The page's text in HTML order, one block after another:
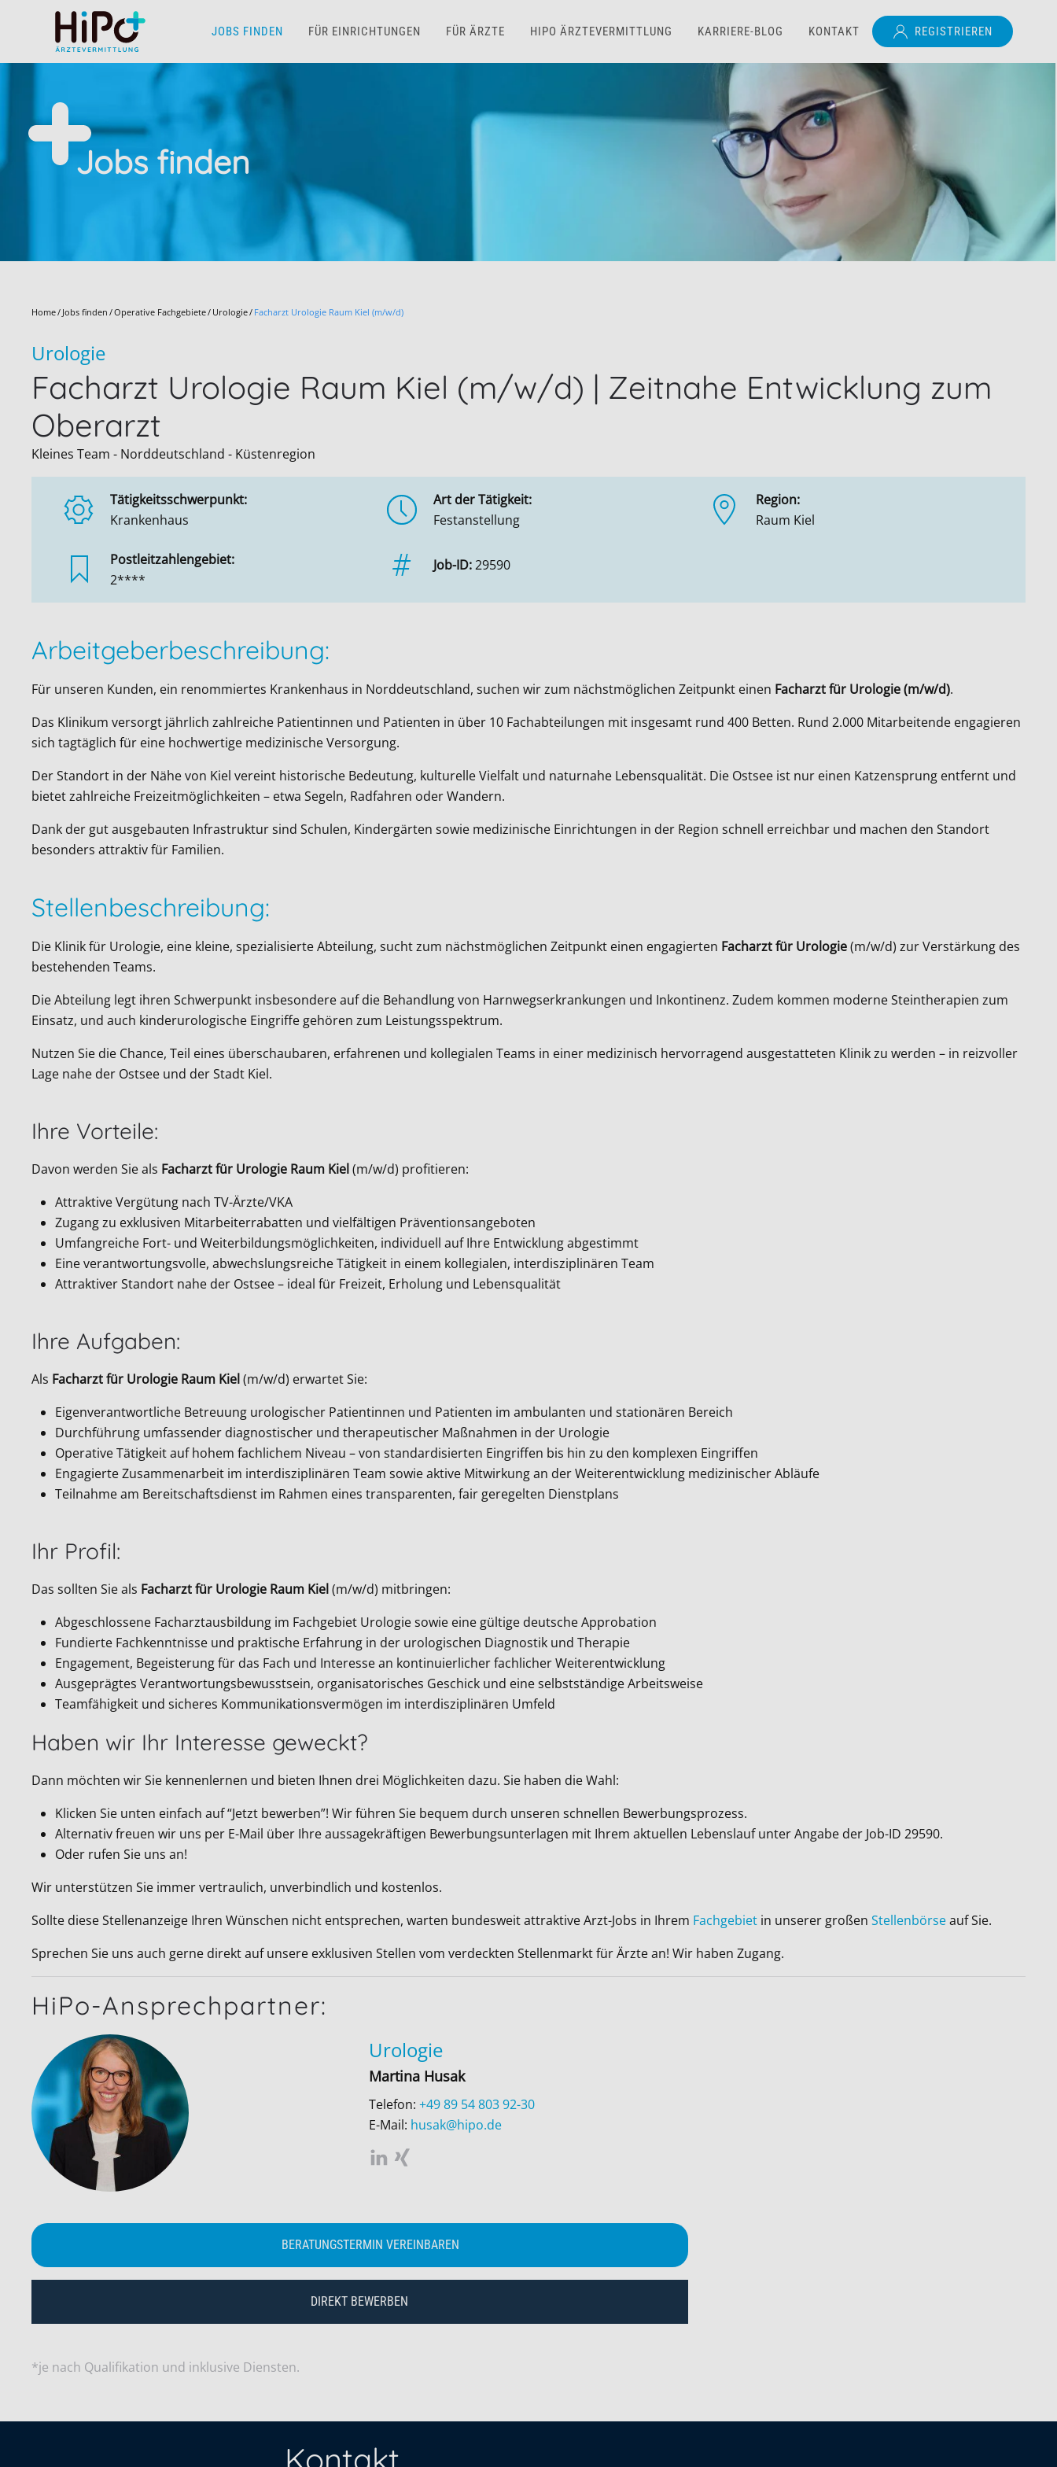
Skip to main content JOBS FINDEN FÜR EINRICHTUNGEN FÜR ÄRZTE HIPO ÄRZTEVERMITTLUNG KARRIERE-BLOG KONTAKT REGISTRIEREN
Jobs finden
Home Jobs finden Operative Fachgebiete Urologie Facharzt Urologie Raum Kiel (m/w/d)
Urologie
Facharzt Urologie Raum Kiel (m/w/d) | Zeitnahe Entwicklung zum
Oberarzt
Kleines Team - Norddeutschland - Küstenregion
Tätigkeitsschwerpunkt:
Krankenhaus
Art der Tätigkeit:
Festanstellung
Region:
Raum Kiel
Postleitzahlengebiet:
2****
Job-ID:29590
Arbeitgeberbeschreibung:
Für unseren Kunden, ein renommiertes Krankenhaus in Norddeutschland, suchen wir zum nächstmöglichen Zeitpunkt einen Facharzt für Urologie (m/w/d).
Das Klinikum versorgt jährlich zahlreiche Patientinnen und Patienten in über 10 Fachabteilungen mit insgesamt rund 400 Betten. Rund 2.000 Mitarbeitende engagieren
sich tagtäglich für eine hochwertige medizinische Versorgung.
Der Standort in der Nähe von Kiel vereint historische Bedeutung, kulturelle Vielfalt und naturnahe Lebensqualität. Die Ostsee ist nur einen Katzensprung entfernt und
bietet zahlreiche Freizeitmöglichkeiten – etwa Segeln, Radfahren oder Wandern.
Dank der gut ausgebauten Infrastruktur sind Schulen, Kindergärten sowie medizinische Einrichtungen in der Region schnell erreichbar und machen den Standort
besonders attraktiv für Familien.
Stellenbeschreibung:
Die Klinik für Urologie, eine kleine, spezialisierte Abteilung, sucht zum nächstmöglichen Zeitpunkt einen engagierten Facharzt für Urologie(m/w/d) zur Verstärkung des
bestehenden Teams.
Die Abteilung legt ihren Schwerpunkt insbesondere auf die Behandlung von Harnwegserkrankungen und Inkontinenz. Zudem kommen moderne Steintherapien zum
Einsatz, und auch kinderurologische Eingriffe gehören zum Leistungsspektrum.
Nutzen Sie die Chance, Teil eines überschaubaren, erfahrenen und kollegialen Teams in einer medizinisch hervorragend ausgestatteten Klinik zu werden – in reizvoller
Lage nahe der Ostsee und der Stadt Kiel.
Ihre Vorteile:
Davon werden Sie als Facharzt für Urologie Raum Kiel(m/w/d) profitieren:
Attraktive Vergütung nach TV-Ärzte/VKA
Zugang zu exklusiven Mitarbeiterrabatten und vielfältigen Präventionsangeboten
Umfangreiche Fort- und Weiterbildungsmöglichkeiten, individuell auf Ihre Entwicklung abgestimmt
Eine verantwortungsvolle, abwechslungsreiche Tätigkeit in einem kollegialen, interdisziplinären Team
Attraktiver Standort nahe der Ostsee – ideal für Freizeit, Erholung und Lebensqualität
Ihre Aufgaben:
Als Facharzt für Urologie Raum Kiel(m/w/d) erwartet Sie:
Eigenverantwortliche Betreuung urologischer Patientinnen und Patienten im ambulanten und stationären Bereich
Durchführung umfassender diagnostischer und therapeutischer Maßnahmen in der Urologie
Operative Tätigkeit auf hohem fachlichem Niveau – von standardisierten Eingriffen bis hin zu den komplexen Eingriffen
Engagierte Zusammenarbeit im interdisziplinären Team sowie aktive Mitwirkung an der Weiterentwicklung medizinischer Abläufe
Teilnahme am Bereitschaftsdienst im Rahmen eines transparenten, fair geregelten Dienstplans
Ihr Profil:
Das sollten Sie als Facharzt für Urologie Raum Kiel(m/w/d) mitbringen:
Abgeschlossene Facharztausbildung im Fachgebiet Urologie sowie eine gültige deutsche Approbation
Fundierte Fachkenntnisse und praktische Erfahrung in der urologischen Diagnostik und Therapie
Engagement, Begeisterung für das Fach und Interesse an kontinuierlicher fachlicher Weiterentwicklung
Ausgeprägtes Verantwortungsbewusstsein, organisatorisches Geschick und eine selbstständige Arbeitsweise
Teamfähigkeit und sicheres Kommunikationsvermögen im interdisziplinären Umfeld
Haben wir Ihr Interesse geweckt?
Dann möchten wir Sie kennenlernen und bieten Ihnen drei Möglichkeiten dazu. Sie haben die Wahl:
Klicken Sie unten einfach auf “Jetzt bewerben”! Wir führen Sie bequem durch unseren schnellen Bewerbungsprozess.
Alternativ freuen wir uns per E-Mail über Ihre aussagekräftigen Bewerbungsunterlagen mit Ihrem aktuellen Lebenslauf unter Angabe der Job-ID 29590.
Oder rufen Sie uns an!
Wir unterstützen Sie immer vertraulich, unverbindlich und kostenlos.
Sollte diese Stellenanzeige Ihren Wünschen nicht entsprechen, warten bundesweit attraktive Arzt-Jobs in Ihrem Fachgebiet in unserer großen Stellenbörseauf Sie.
Sprechen Sie uns auch gerne direkt auf unsere exklusiven Stellen vom verdeckten Stellenmarkt für Ärzte an! Wir haben Zugang.
HiPo-Ansprechpartner:
Urologie
Martina Husak
Telefon:+49 89 54 803 92-30
E-Mail: husak@hipo.de
BERATUNGSTERMIN VEREINBAREN
DIREKT BEWERBEN
*je nach Qualifikation und inklusive Diensten.
Kontakt